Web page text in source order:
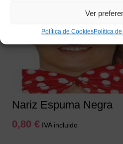
Ver
Política de CookiesPolítica
Nariz Espuma Negra
0,80 € IVA incluido